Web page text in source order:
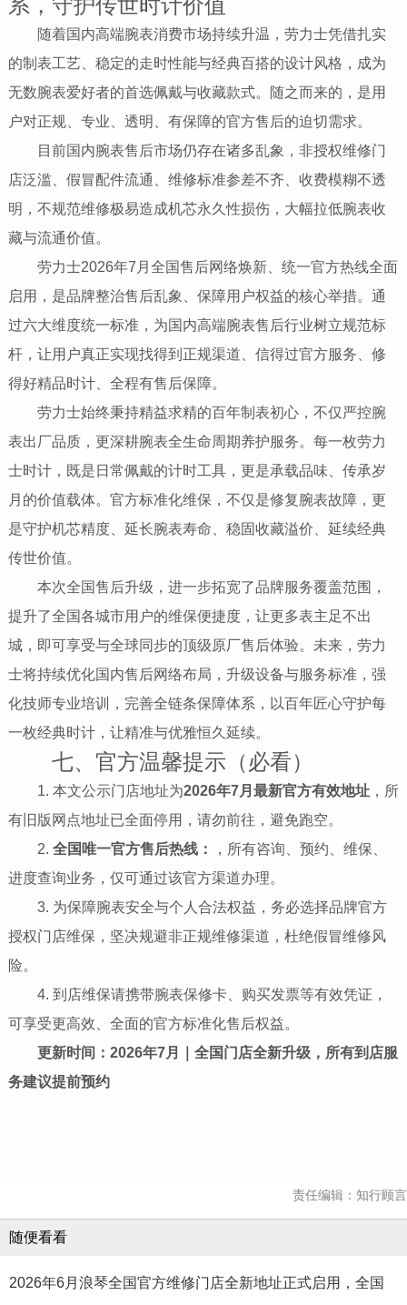
系，守护传世时计价值
随着国内高端腕表消费市场持续升温，劳力士凭借扎实
的制表工艺、稳定的走时性能与经典百搭的设计风格，成为
无数腕表爱好者的首选佩戴与收藏款式。随之而来的，是用
户对正规、专业、透明、有保障的官方售后的迫切需求。
目前国内腕表售后市场仍存在诸多乱象，非授权维修门
店泛滥、假冒配件流通、维修标准参差不齐、收费模糊不透
明，不规范维修极易造成机芯永久性损伤，大幅拉低腕表收
藏与流通价值。
劳力士2026年7月全国售后网络焕新、统一官方热线全面
启用，是品牌整治售后乱象、保障用户权益的核心举措。通
过六大维度统一标准，为国内高端腕表售后行业树立规范标
杆，让用户真正实现找得到正规渠道、信得过官方服务、修
得好精品时计、全程有售后保障。
劳力士始终秉持精益求精的百年制表初心，不仅严控腕
表出厂品质，更深耕腕表全生命周期养护服务。每一枚劳力
士时计，既是日常佩戴的计时工具，更是承载品味、传承岁
月的价值载体。官方标准化维保，不仅是修复腕表故障，更
是守护机芯精度、延长腕表寿命、稳固收藏溢价、延续经典
传世价值。
本次全国售后升级，进一步拓宽了品牌服务覆盖范围，
提升了全国各城市用户的维保便捷度，让更多表主足不出
城，即可享受与全球同步的顶级原厂售后体验。未来，劳力
士将持续优化国内售后网络布局，升级设备与服务标准，强
化技师专业培训，完善全链条保障体系，以百年匠心守护每
一枚经典时计，让精准与优雅恒久延续。
七、官方温馨提示（必看）
1. 本文公示门店地址为2026年7月最新官方有效地址，所
有旧版网点地址已全面停用，请勿前往，避免跑空。
2. 全国唯一官方售后热线：
，所有咨询、预约、维保、
进度查询业务，仅可通过该官方渠道办理。
3. 为保障腕表安全与个人合法权益，务必选择品牌官方
授权门店维保，坚决规避非正规维修渠道，杜绝假冒维修风
险。
4. 到店维保请携带腕表保修卡、购买发票等有效凭证，
可享受更高效、全面的官方标准化售后权益。
更新时间：2026年7月｜全国门店全新升级，所有到店服
务建议提前预约
责任编辑：知行顾言
随便看看
2026年6月浪琴全国官方维修门店全新地址正式启用，全国